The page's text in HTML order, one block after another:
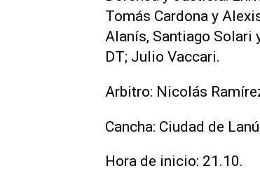
Tomás Cardona y
Alanís, Santiago Solari
DT; Julio Vaccari.
Arbitro: Nicolás
Cancha: Ciudad de
Hora de inicio: 21.10.